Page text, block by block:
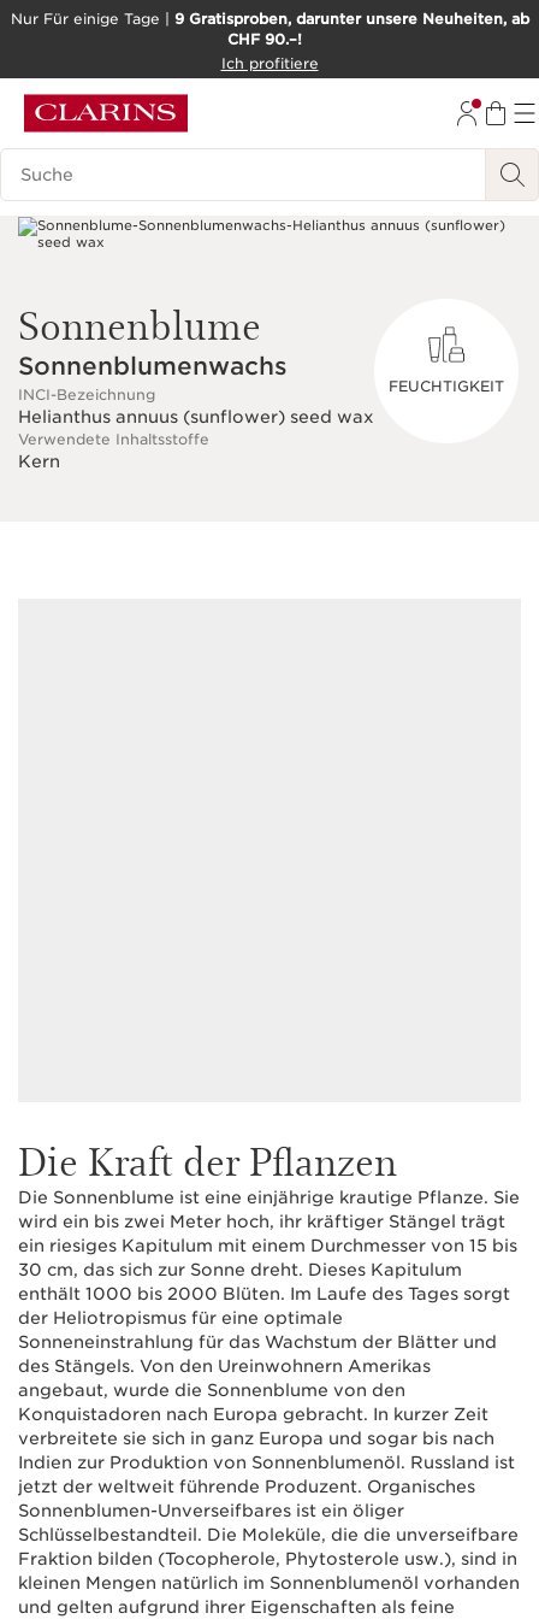
BARRIEREFREIHEITSWERKZEUG
Nur Für einige Tage | 9 Gratisproben, darunter unsere Neuheiten, ab
CHF 90.–!
Ich profitiere
Legende suchen
Sonnenblume
Sonnenblumenwachs
INCI-Bezeichnung
Helianthus annuus (sunflower) seed wax
Verwendete Inhaltsstoffe
Kern
FEUCHTIGKEIT
Die Kraft der Pflanzen
Die Sonnenblume ist eine einjährige krautige Pflanze. Sie
wird ein bis zwei Meter hoch, ihr kräftiger Stängel trägt
ein riesiges Kapitulum mit einem Durchmesser von 15 bis
30 cm, das sich zur Sonne dreht. Dieses Kapitulum
enthält 1000 bis 2000 Blüten. Im Laufe des Tages sorgt
der Heliotropismus für eine optimale
Sonneneinstrahlung für das Wachstum der Blätter und
des Stängels. Von den Ureinwohnern Amerikas
angebaut, wurde die Sonnenblume von den
Konquistadoren nach Europa gebracht. In kurzer Zeit
verbreitete sie sich in ganz Europa und sogar bis nach
Indien zur Produktion von Sonnenblumenöl. Russland ist
jetzt der weltweit führende Produzent. Organisches
Sonnenblumen-Unverseifbares ist ein öliger
Schlüsselbestandteil. Die Moleküle, die die unverseifbare
Fraktion bilden (Tocopherole, Phytosterole usw.), sind in
kleinen Mengen natürlich im Sonnenblumenöl vorhanden
und gelten aufgrund ihrer Eigenschaften als feine